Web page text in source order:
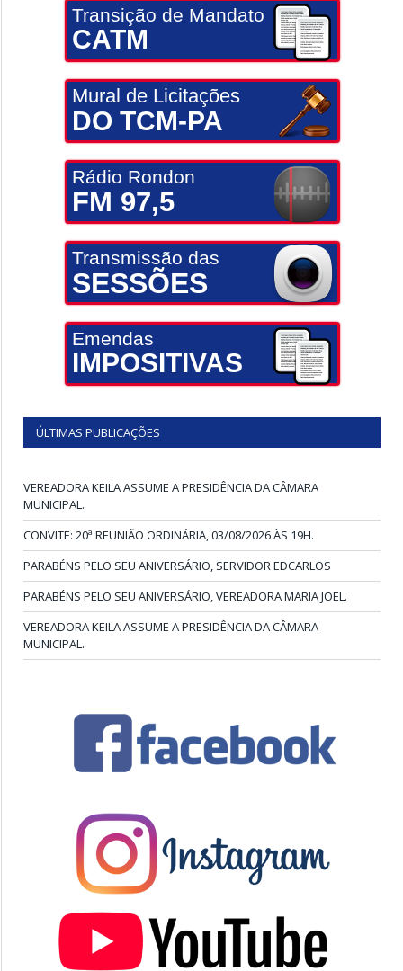
Transição de Mandato
CATM
Mural de Licitações
DO TCM-PA
Rádio Rondon
FM 97,5
Transmissão das
SESSÕES
Emendas
IMPOSITIVAS
ÚLTIMAS PUBLICAÇÕES
VEREADORA KEILA ASSUME A PRESIDÊNCIA DA CÂMARA
MUNICIPAL.
CONVITE: 20ª REUNIÃO ORDINÁRIA, 03/08/2026 ÀS 19H.
PARABÉNS PELO SEU ANIVERSÁRIO, SERVIDOR EDCARLOS
PARABÉNS PELO SEU ANIVERSÁRIO, VEREADORA MARIA JOEL.
VEREADORA KEILA ASSUME A PRESIDÊNCIA DA CÂMARA
MUNICIPAL.